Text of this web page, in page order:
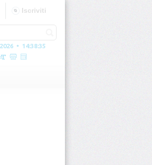
Iscriviti
• 14:38:36